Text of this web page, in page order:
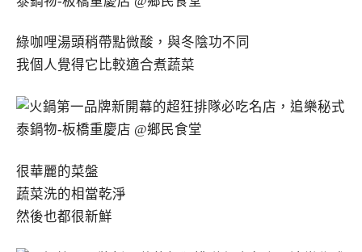
綠咖哩湯頭稍帶點微酸，與冬陰功不同
我個人覺得它比較適合煮蔬菜
很華麗的菜盤
蔬菜洗的相當乾淨
然後也都很新鮮